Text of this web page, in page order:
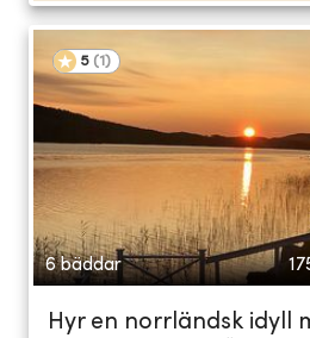
5 (1 )
6 bäddar
Hyr en norrländsk idyll